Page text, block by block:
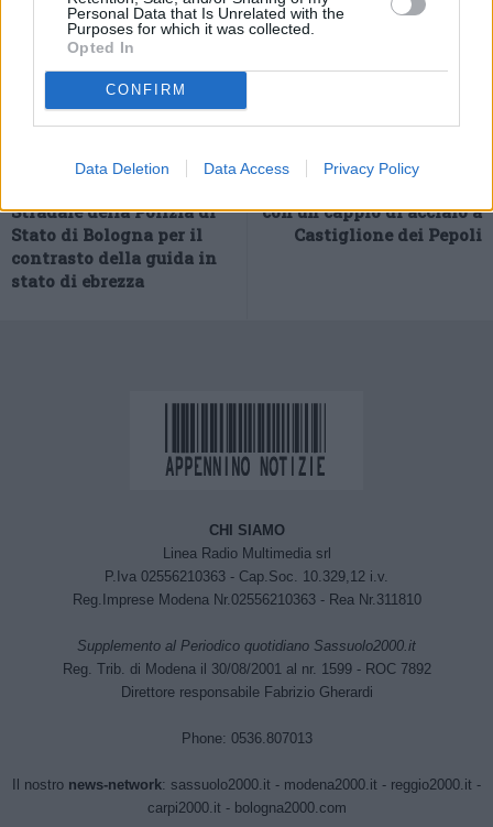
Personal Data that Is Unrelated with the
Purposes for which it was collected.
Opted In
CONFIRM
Data Deletion Data Access Privacy Policy
Previous article
Stradale della Polizia di
Stato di Bologna per il
contrasto della guida in
stato di ebrezza
con un cappio di acciaio a
Castiglione dei Pepoli
CHI SIAMO
Linea Radio Multimedia srl
P.Iva 02556210363 - Cap.Soc. 10.329,12 i.v.
Reg.Imprese Modena Nr.02556210363 - Rea Nr.311810
Supplemento al Periodico quotidiano Sassuolo2000.it
Reg. Trib. di Modena il 30/08/2001 al nr. 1599 - ROC 7892
Direttore responsabile Fabrizio Gherardi
Phone: 0536.807013
Il nostro news-network: sassuolo2000.it - modena2000.it - reggio2000.it -
carpi2000.it - bologna2000.com